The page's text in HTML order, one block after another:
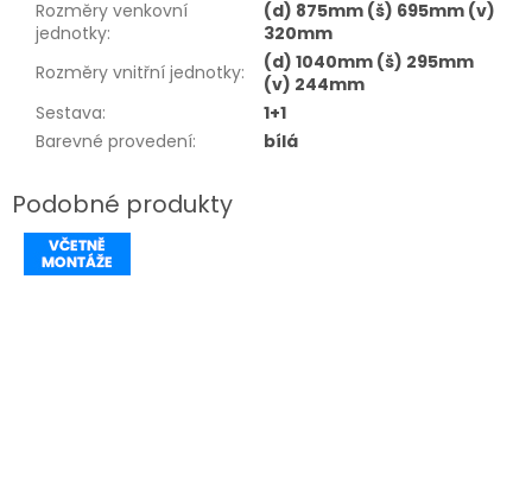
Rozměry venkovní
jednotky:
(d) 875mm (š) 695mm (v)
320mm
Rozměry vnitřní jednotky:
(d) 1040mm (š) 295mm
(v) 244mm
Sestava:
1+1
Barevné provedení: bílá